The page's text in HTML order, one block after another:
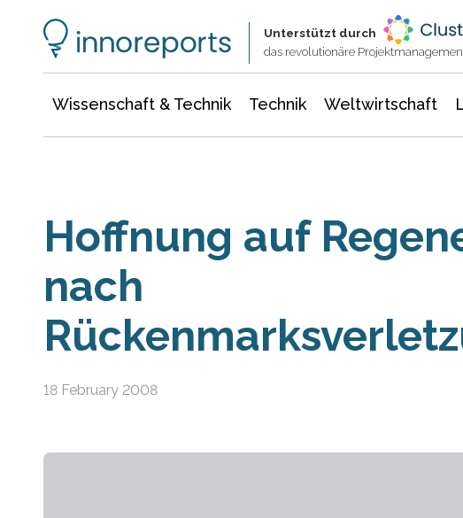
Unterstützt durch
das revolutionäre
Wissenschaft & Technik Technik Weltwirtschaft
Hoffnung auf
nach
18 February 2008